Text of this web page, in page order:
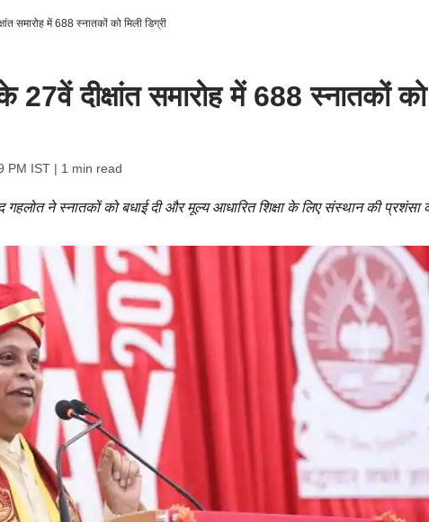
समारोह में 688 स्नातकों को मिली डिग्री
के 27वें दीक्षांत समारोह में 688 स्नातकों को
PM IST| 1 min read
गहलोत ने स्नातकों को बधाई दी और मूल्य आधारित शिक्षा के लिए संस्थान की प्रशंसा